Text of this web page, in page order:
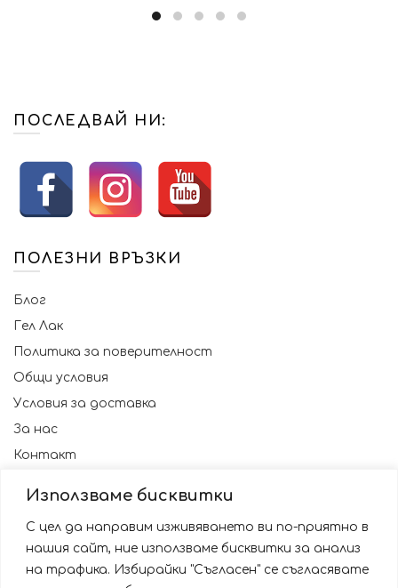
Използваме бисквитки
С цел да направим изживяването ви по-приятно в
нашия сайт, ние използваме бисквитки за анализ
на трафика. Избирайки "Съгласен" се съгласявате
(288.10
(261.10
ПОСЛЕДВАЙ НИ:
ПОЛЕЗНИ ВРЪЗКИ
Блог
Гел Лак
Политика за поверителност
Общи условия
Условия за доставка
За нас
Контакт